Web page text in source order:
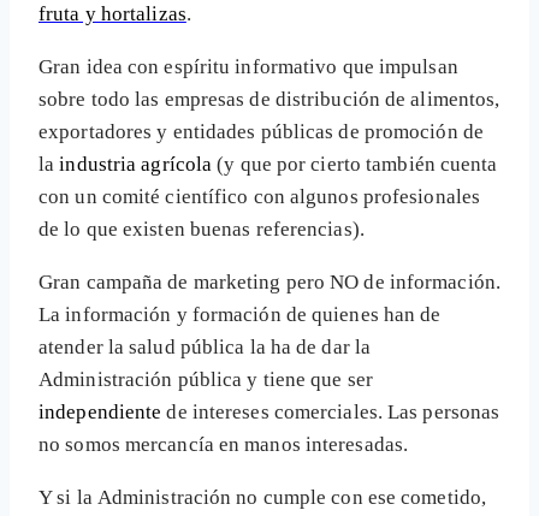
fruta y hortalizas.
Gran idea con espíritu informativo que impulsan
sobre todo las empresas de distribución de alimentos,
exportadores y entidades públicas de promoción de
laindustria agrícola (y que por cierto también cuenta
con un comité científico con algunos profesionales
de lo que existen buenas referencias).
Gran campaña de marketing pero NO de información.
La información y formación de quienes han de
atender la salud pública la ha de dar la
Administración pública y tiene que ser
independiente de intereses comerciales. Las personas
no somos mercancía en manos interesadas.
Y si la Administración no cumple con ese cometido,